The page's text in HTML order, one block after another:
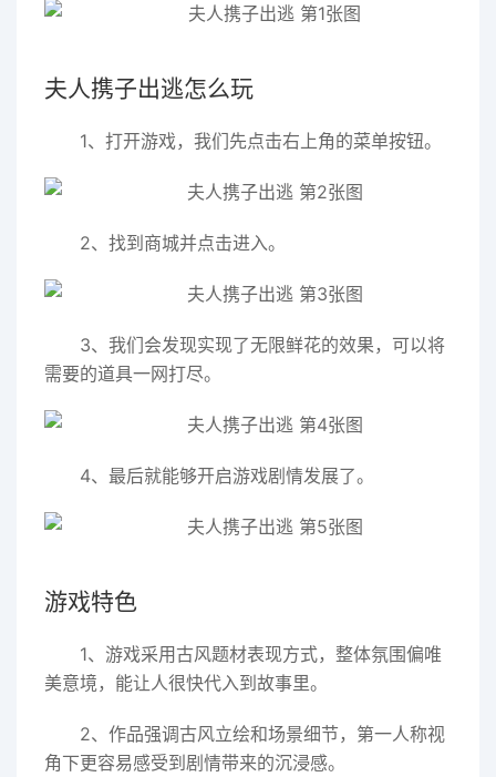
夫人携子出逃怎么玩
1、打开游戏，我们先点击右上角的菜单按钮。
2、找到商城并点击进入。
3、我们会发现实现了无限鲜花的效果，可以将
需要的道具一网打尽。
4、最后就能够开启游戏剧情发展了。
游戏特色
1、游戏采用古风题材表现方式，整体氛围偏唯
美意境，能让人很快代入到故事里。
2、作品强调古风立绘和场景细节，第一人称视
角下更容易感受到剧情带来的沉浸感。